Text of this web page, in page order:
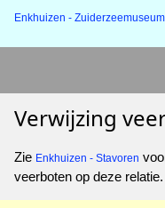
Enkhuizen - Zuiderzeemuseum
Verwijzing
Zie Enkhuizen - Stavoren
veerboten op deze relatie.